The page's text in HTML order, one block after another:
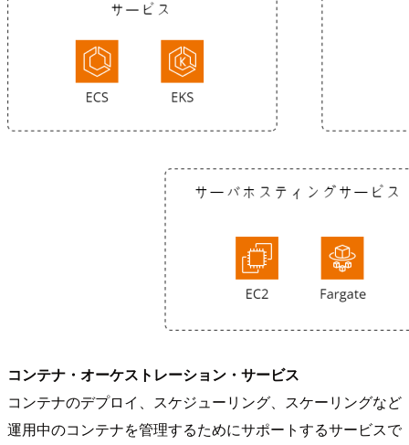
コンテナ・オーケストレーション・サービス
コンテナのデプロイ、スケジューリング、スケーリングなど
運用中のコンテナを管理するためにサポートするサービスで